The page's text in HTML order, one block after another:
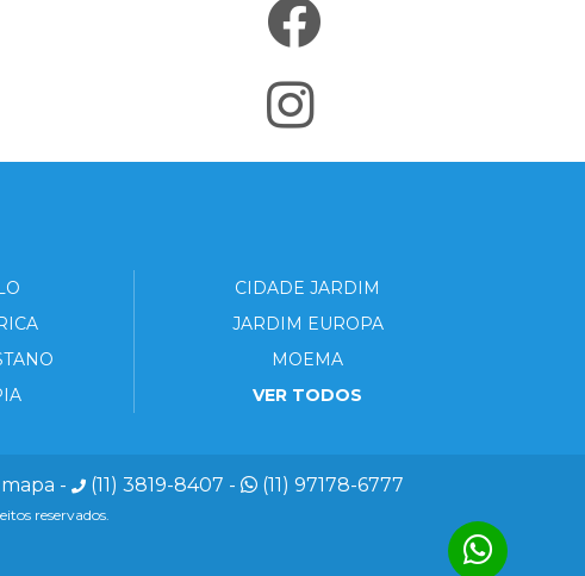
CIDADE JARDIM
JARDIM EUROPA
MOEMA
VER TODOS
- (11) 3819-8407 - (11) 97178-6777
reservados.